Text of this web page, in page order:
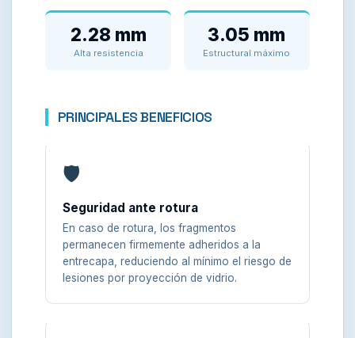
2.28 mm
Alta resistencia
3.05 mm
Estructural máximo
PRINCIPALES BENEFICIOS
🛡️
Seguridad ante rotura
En caso de rotura, los fragmentos
permanecen firmemente adheridos a la
entrecapa, reduciendo al mínimo el riesgo de
lesiones por proyección de vidrio.